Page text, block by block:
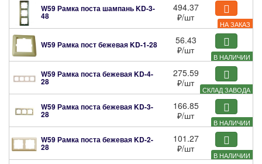
НА ЗАКАЗ
W59 Рамка поста шампаньKD-3-
48
494.37
₽/шт
В НАЛИЧИИ
W59 Рамка пост бежеваяKD-1-28
56.43
₽/шт
СКЛАД ЗАВОДА
W59 Рамка поста бежеваяKD-4-
28
275.59
₽/шт
В НАЛИЧИИ
W59 Рамка поста бежеваяKD-3-
28
166.85
₽/шт
В НАЛИЧИИ
W59 Рамка поста бежеваяKD-2-
28
101.27
₽/шт